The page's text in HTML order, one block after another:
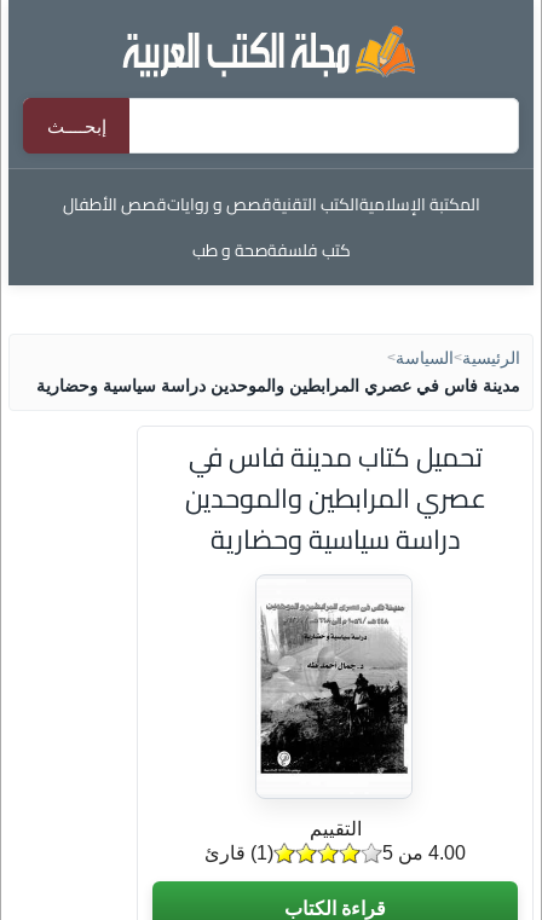
المكتبة الإسلاميةالكتب التقنيةقصص و رواياتقصص الأطفال
كتب فلسفةصحة و طب
الرئيسية> السياسة>
مدينة فاس في عصري المرابطين والموحدين دراسة سياسية وحضارية
تحميل كتاب مدينة فاس في
عصري المرابطين والموحدين
دراسة سياسية وحضارية
التقييم
(
1) قارئ 4.00 من 5
قراءة الكتاب